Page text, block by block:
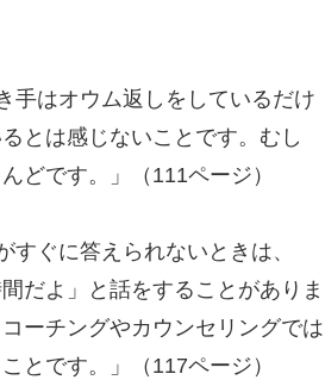
手はオウム返しをしているだけ
とは感じないことです。むし
どです。」（111ページ）
ぐに答えられないときは、
だよ」と話をすることがありま
ーチングやカウンセリングでは
とです。」（117ページ）